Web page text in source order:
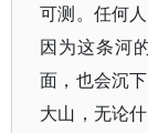
可测。任何
因为这条河
面，也会沉
大山，无论